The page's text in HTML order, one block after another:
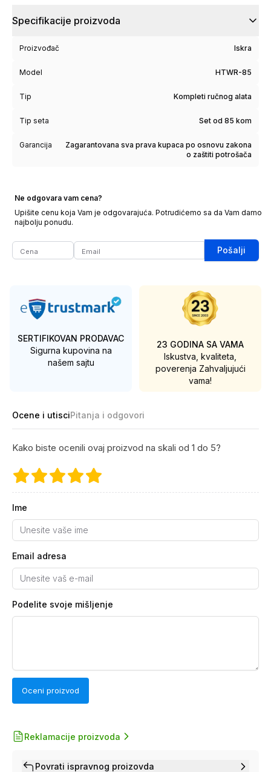
Specifikacije proizvoda
Proizvođač Iskra
Model HTWR-85
Tip Kompleti ručnog alata
Tip seta Set od 85 kom
Garancija
Zagarantovana sva prava kupaca po osnovu zakona
o zaštiti potrošača
Ne odgovara vam cena?
Upišite cenu koja Vam je odgovarajuća. Potrudićemo sa da Vam damo
najbolju ponudu.
Pošalji
SERTIFIKOVAN PRODAVAC
Sigurna kupovina na
našem sajtu
23 GODINA SA VAMA
Iskustva, kvaliteta,
poverenja Zahvaljujući
vama!
Ocene i utisciPitanja i odgovori
Kako biste ocenili ovaj proizvod na skali od 1 do 5?
Ime
Email adresa
Podelite svoje mišljenje
Oceni proizvod
Reklamacije proizvoda
Povrati ispravnog proizovda